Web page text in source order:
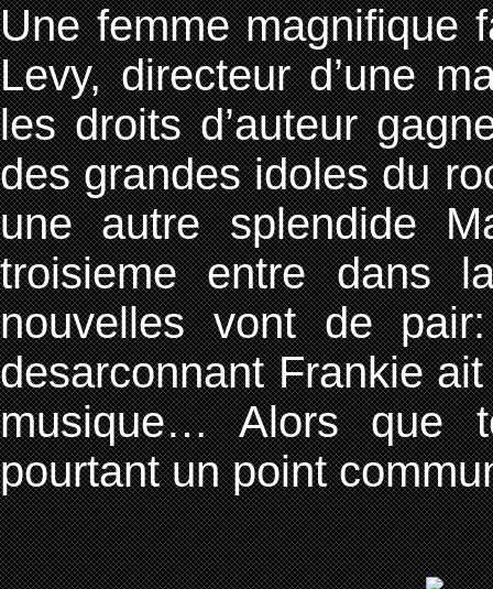
Une femme magnifique
Levy, directeur d’une
les droits d’auteur
des grandes idoles du
une autre splendide
troisieme entre dans
nouvelles vont de
desarconnant Frankie
musique… Alors que
pourtant un point